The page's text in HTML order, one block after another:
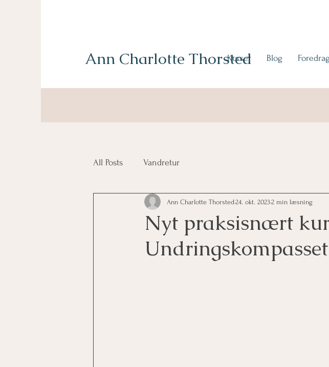
Ann Charlotte Thorsted
Kurser Blog Foredrag
All Posts Vandretur
Nyt praksisnært
Undringskompasset
Ann Charlotte Thorsted 24. okt. 20232 min læsning